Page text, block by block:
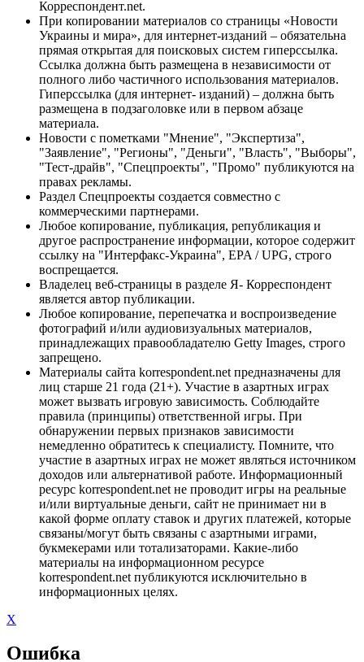
Корреспондент.net.
При копировании материалов со страницы «Новости
Украины и мира», для интернет-изданий – обязательна
прямая открытая для поисковых систем гиперссылка.
Ссылка должна быть размещена в независимости от
полного либо частичного использования материалов.
Гиперссылка (для интернет- изданий) – должна быть
размещена в подзаголовке или в первом абзаце
материала.
Новости с пометками "Мнение", "Экспертиза",
"Заявление", "Регионы", "Деньги", "Власть", "Выборы",
"Тест-драйв", "Спецпроекты", "Промо" публикуются на
правах рекламы.
Раздел Спецпроекты создается совместно с
коммерческими партнерами.
Любое копирование, публикация, републикация и
другое распространение информации, которое содержит
ссылку на "Интерфакс-Украина", EPA / UPG, строго
воспрещается.
Владелец веб-страницы в разделе Я- Корреспондент
является автор публикации.
Любое копирование, перепечатка и воспроизведение
фотографий и/или аудиовизуальных материалов,
принадлежащих правообладателю Getty Images, строго
запрещено.
Материалы сайта korrespondent.net предназначены для
лиц старше 21 года (21+). Участие в азартных играх
может вызвать игровую зависимость. Соблюдайте
правила (принципы) ответственной игры. При
обнаружении первых признаков зависимости
немедленно обратитесь к специалисту. Помните, что
участие в азартных играх не может являться источником
доходов или альтернативой работе. Информационный
ресурс korrespondent.net не проводит игры на реальные
и/или виртуальные деньги, сайт не принимает ни в
какой форме оплату ставок и других платежей, которые
связаны/могут быть связаны с азартными играми,
букмекерами или тотализаторами. Какие-либо
материалы на информационном ресурсе
korrespondent.net публикуются исключительно в
информационных целях.
X
Ошибка